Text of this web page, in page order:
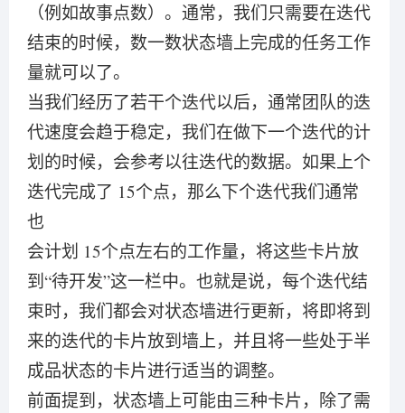
（例如故事点数）。通常，我们只需要在迭代
结束的时候，数一数状态墙上完成的任务工作
量就可以了。
当我们经历了若干个迭代以后，通常团队的迭
代速度会趋于稳定，我们在做下一个迭代的计
划的时候，会参考以往迭代的数据。如果上个
迭代完成了 15个点，那么下个迭代我们通常
也
会计划 15个点左右的工作量，将这些卡片放
到“待开发”这一栏中。也就是说，每个迭代结
束时，我们都会对状态墙进行更新，将即将到
来的迭代的卡片放到墙上，并且将一些处于半
成品状态的卡片进行适当的调整。
前面提到，状态墙上可能由三种卡片，除了需